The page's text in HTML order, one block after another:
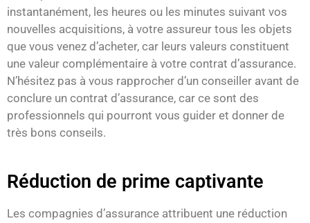
instantanément, les heures ou les minutes suivant vos
nouvelles acquisitions, à votre assureur tous les objets
que vous venez d’acheter, car leurs valeurs constituent
une valeur complémentaire à votre contrat d’assurance.
N’hésitez pas à vous rapprocher d’un conseiller avant de
conclure un contrat d’assurance, car ce sont des
professionnels qui pourront vous guider et donner de
très bons conseils.
Réduction de prime captivante
Les compagnies d’assurance attribuent une réduction